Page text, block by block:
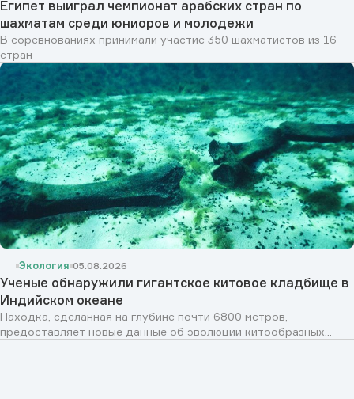
Египет выиграл чемпионат арабских стран по
шахматам среди юниоров и молодежи
В соревнованиях принимали участие 350 шахматистов из 16
стран
Экология 05.08.2026
Ученые обнаружили гигантское китовое кладбище в
Индийском океане
Находка, сделанная на глубине почти 6800 метров,
предоставляет новые данные об эволюции китообразных...